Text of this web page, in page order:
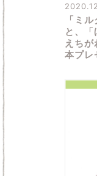
「ミ
と、「
えち
本プレ